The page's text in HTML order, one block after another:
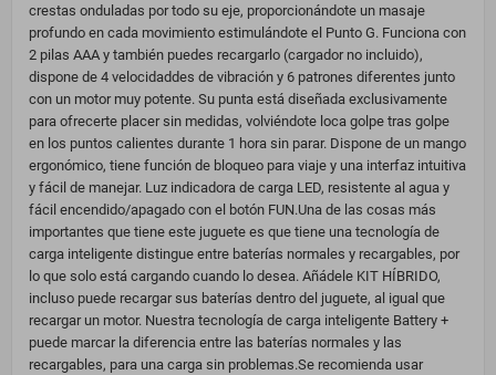
crestas onduladas por todo su eje, proporcionándote un masaje
profundo en cada movimiento estimulándote el Punto G. Funciona con
2 pilas AAA y también puedes recargarlo (cargador no incluido),
dispone de 4 velocidaddes de vibración y 6 patrones diferentes junto
con un motor muy potente. Su punta está diseñada exclusivamente
para ofrecerte placer sin medidas, volviéndote loca golpe tras golpe
en los puntos calientes durante 1 hora sin parar. Dispone de un mango
ergonómico, tiene función de bloqueo para viaje y una interfaz intuitiva
y fácil de manejar. Luz indicadora de carga LED, resistente al agua y
fácil encendido/apagado con el botón FUN.Una de las cosas más
importantes que tiene este juguete es que tiene una tecnología de
carga inteligente distingue entre baterías normales y recargables, por
lo que solo está cargando cuando lo desea. Añádele KIT HÍBRIDO,
incluso puede recargar sus baterías dentro del juguete, al igual que
recargar un motor. Nuestra tecnología de carga inteligente Battery +
puede marcar la diferencia entre las baterías normales y las
recargables, para una carga sin problemas.Se recomienda usar